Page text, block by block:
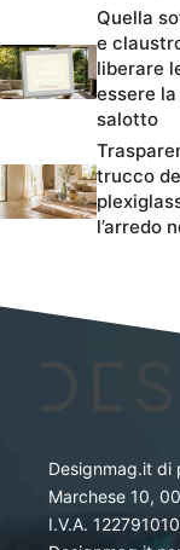
Quella
e
liberare
essere
salotto
trucco
l’arredo
Designmag.it di
Marchese 10,
I.V.A.